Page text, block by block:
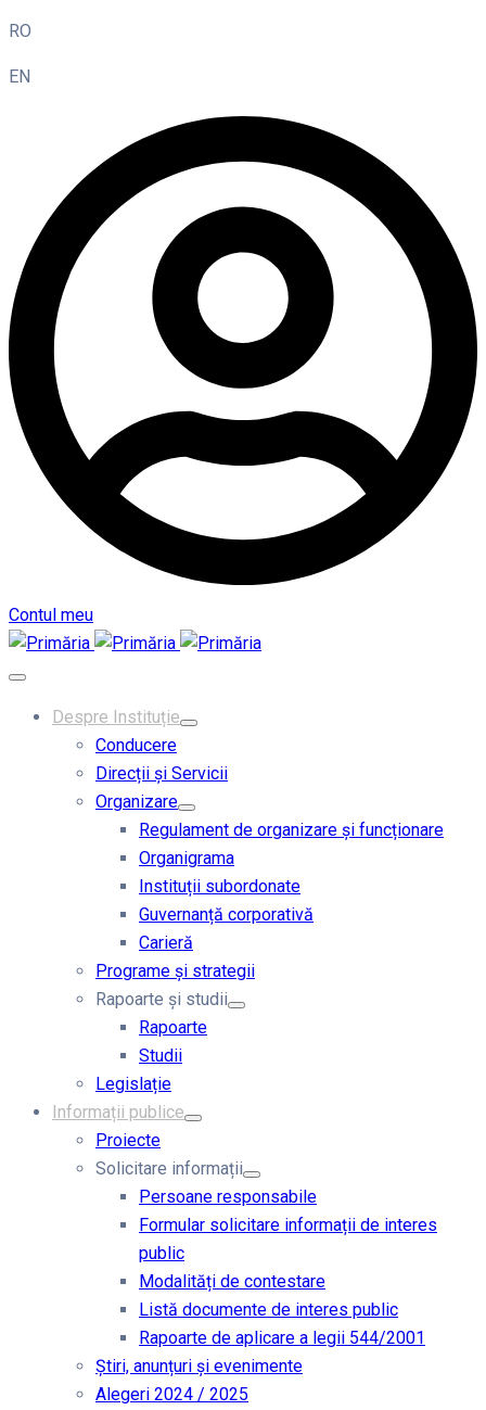
RO
EN
Contul meu
Despre Instituție
Conducere
Direcții și Servicii
Organizare
Regulament de organizare și funcționare
Organigrama
Instituții subordonate
Guvernanță corporativă
Carieră
Programe și strategii
Rapoarte și studii
Rapoarte
Studii
Legislație
Informații publice
Proiecte
Solicitare informații
Persoane responsabile
Formular solicitare informații de interes
public
Modalități de contestare
Listă documente de interes public
Rapoarte de aplicare a legii 544/2001
Știri, anunțuri și evenimente
Alegeri 2024 / 2025